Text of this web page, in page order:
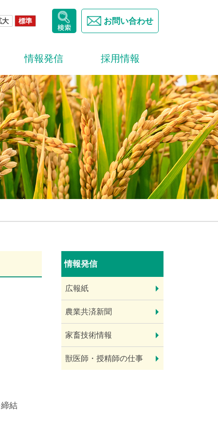
大 標準 お問い合わせ
情報発信 採用情報
結
情報発信
広報紙
農業共済新聞
家畜技術情報
獣医師・授精師の仕事